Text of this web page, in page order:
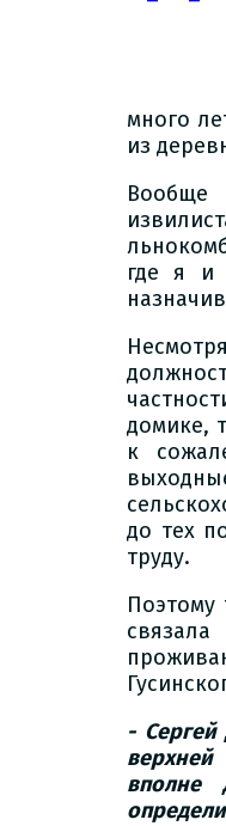
много
из
Вообще
где я и
домике,
к
до тех
труду.
Поэтому
- Сергей
вполне